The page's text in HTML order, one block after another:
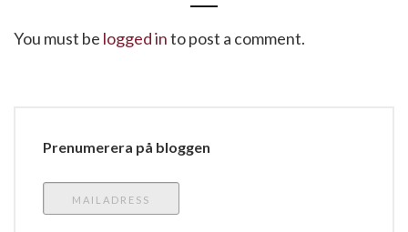
You must be logged into post a comment.
Prenumerera på bloggen